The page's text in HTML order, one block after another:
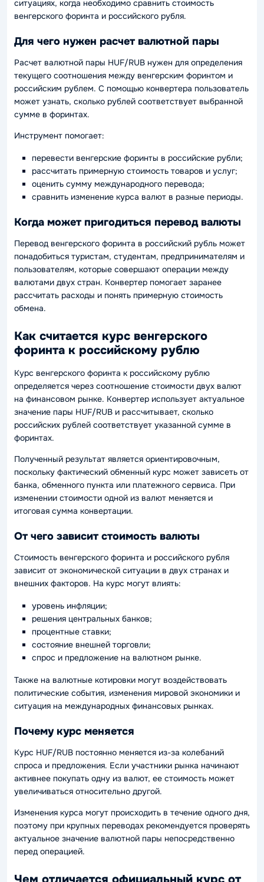
ситуациях, когда необходимо сравнить стоимость
венгерского форинта и российского рубля.
Для чего нужен расчет валютной пары
Расчет валютной пары HUF/RUB нужен для определения
текущего соотношения между венгерским форинтом и
российским рублем. С помощью конвертера пользователь
может узнать, сколько рублей соответствует выбранной
сумме в форинтах.
Инструмент помогает:
перевести венгерские форинты в российские рубли;
рассчитать примерную стоимость товаров и услуг;
оценить сумму международного перевода;
сравнить изменение курса валют в разные периоды.
Когда может пригодиться перевод валюты
Перевод венгерского форинта в российский рубль может
понадобиться туристам, студентам, предпринимателям и
пользователям, которые совершают операции между
валютами двух стран. Конвертер помогает заранее
рассчитать расходы и понять примерную стоимость
обмена.
Как считается курс венгерского
форинта к российскому рублю
Курс венгерского форинта к российскому рублю
определяется через соотношение стоимости двух валют
на финансовом рынке. Конвертер использует актуальное
значение пары HUF/RUB и рассчитывает, сколько
российских рублей соответствует указанной сумме в
форинтах.
Полученный результат является ориентировочным,
поскольку фактический обменный курс может зависеть от
банка, обменного пункта или платежного сервиса. При
изменении стоимости одной из валют меняется и
итоговая сумма конвертации.
От чего зависит стоимость валюты
Стоимость венгерского форинта и российского рубля
зависит от экономической ситуации в двух странах и
внешних факторов. На курс могут влиять:
уровень инфляции;
решения центральных банков;
процентные ставки;
состояние внешней торговли;
спрос и предложение на валютном рынке.
Также на валютные котировки могут воздействовать
политические события, изменения мировой экономики и
ситуация на международных финансовых рынках.
Почему курс меняется
Курс HUF/RUB постоянно меняется из-за колебаний
спроса и предложения. Если участники рынка начинают
активнее покупать одну из валют, ее стоимость может
увеличиваться относительно другой.
Изменения курса могут происходить в течение одного дня,
поэтому при крупных переводах рекомендуется проверять
актуальное значение валютной пары непосредственно
перед операцией.
Чем отличается официальный курс от